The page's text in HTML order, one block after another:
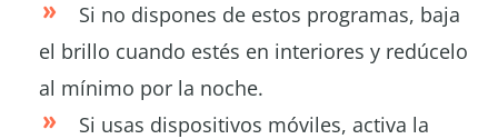
Si no dispones de estos programas, baja
el brillo cuando estés en interiores y redúcelo
al mínimo por la noche.
Si usas dispositivos móviles, activa la